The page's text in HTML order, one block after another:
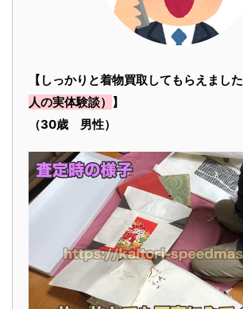
【しっかりと着物買取してもらえました
人の実体験談） 】
（30歳 男性）